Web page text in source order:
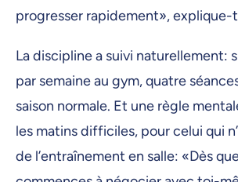
progresser rapidement», explique-
La discipline a suivi naturellement:
par semaine au gym, quatre
saison normale. Et une règle
les matins difficiles, pour celui qui
de l’entraînement en salle: «Dès